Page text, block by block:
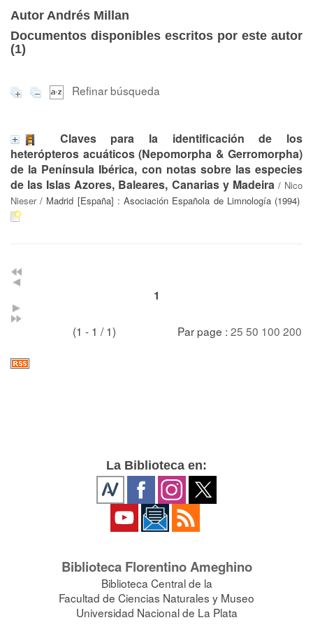
Autor Andrés Millan
Documentos disponibles escritos por este autor
(1)
Refinar búsqueda
Claves para la identificación de los
heterópteros acuáticos (Nepomorpha & Gerromorpha)
de la Península Ibérica, con notas sobre las especies
de las Islas Azores, Baleares, Canarias y Madeira/ Nico
Nieser/ Madrid [España] : Asociación Española de Limnología (1994)
1
(1 - 1 / 1) Par page : 25 50 100 200
La Biblioteca en:
Biblioteca Florentino Ameghino
Biblioteca Central de la
Facultad de Ciencias Naturales y Museo
Universidad Nacional de La Plata